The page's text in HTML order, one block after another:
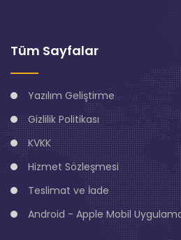
Tüm Sayfalar
Yazılım Geliştirme
Gizlilik Politikası
KVKK
Hizmet Sözleşmesi
Teslimat ve İade
Android - Apple Mobil